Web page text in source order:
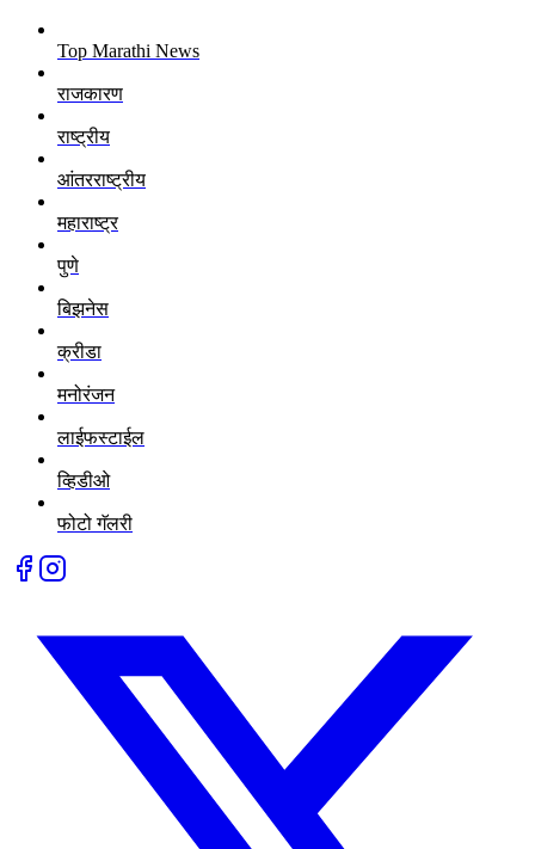
Top Marathi News
राजकारण
राष्ट्रीय
आंतरराष्ट्रीय
महाराष्ट्र
पुणे
बिझनेस
क्रीडा
मनोरंजन
लाईफस्टाईल
व्हिडीओ
फोटो गॅलरी